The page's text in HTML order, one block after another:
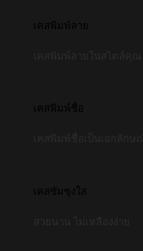
เคสพิมพ์ลาย
เคสพิมพ์ชื่อ
เคสซัมซุงใส